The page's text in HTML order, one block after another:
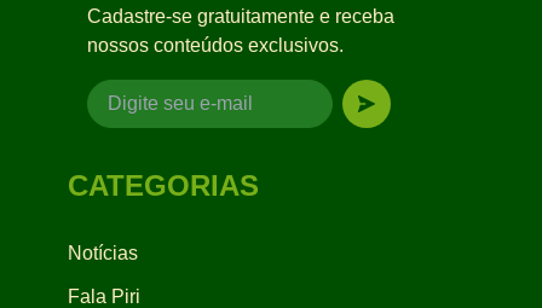
Cadastre-se gratuitamente e receba
nossos conteúdos exclusivos.
CATEGORIAS
Notícias
Fala Piri